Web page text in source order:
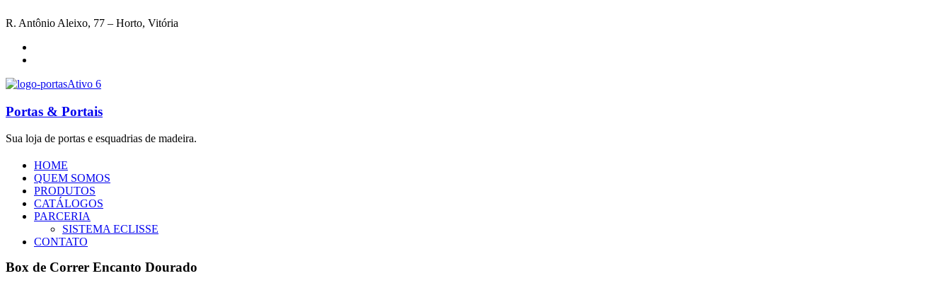
R. Antônio Aleixo, 77 – Horto, Vitória
Portas & Portais
Sua loja de portas e esquadrias de madeira.
HOME
QUEM SOMOS
PRODUTOS
CATÁLOGOS
PARCERIA
SISTEMA ECLISSE
CONTATO
Box de Correr Encanto Dourado